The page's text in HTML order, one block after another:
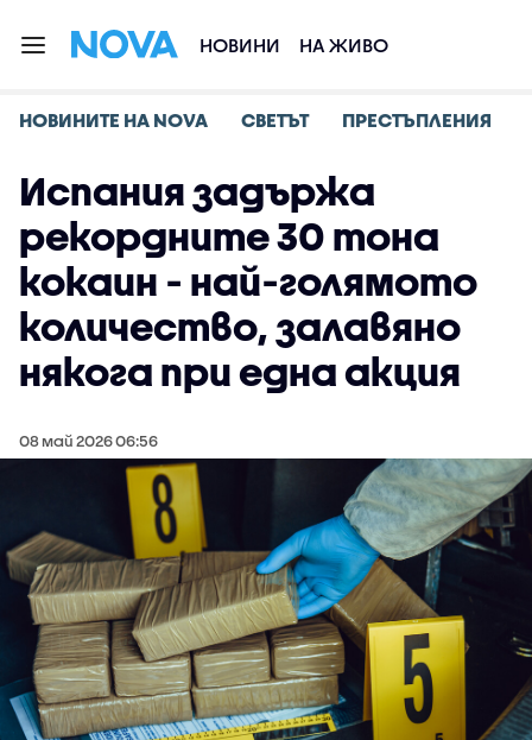
НОВИНИ НА ЖИВО
НОВИНИТЕ НА NOVA СВЕТЪТ ПРЕСТЪПЛЕНИЯ
Испания задържа
рекордните 30 тона
кокаин - най-голямото
количество, залавяно
някога при една акция
08 май 2026 06:56